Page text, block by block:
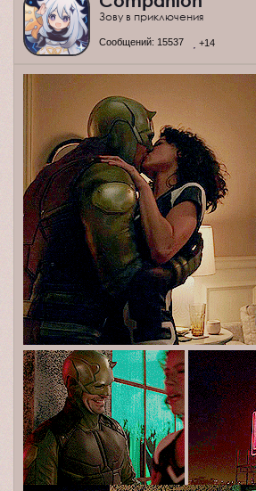
Зову в приключения
Сообщений: 15537 +14